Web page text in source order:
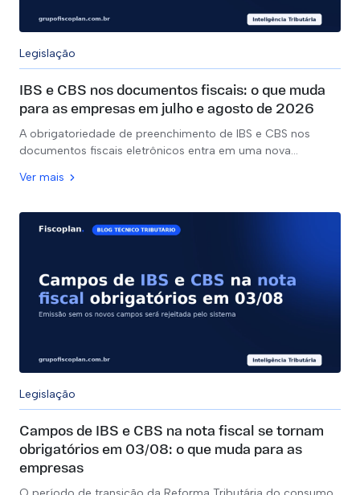
Legislação
IBS e CBS nos documentos fiscais: o que muda
para as empresas em julho e agosto de 2026
A obrigatoriedade de preenchimento de IBS e CBS nos
documentos fiscais eletrônicos entra em uma nova…
Ver mais
Legislação
Campos de IBS e CBS na nota fiscal se tornam
obrigatórios em 03/08: o que muda para as
empresas